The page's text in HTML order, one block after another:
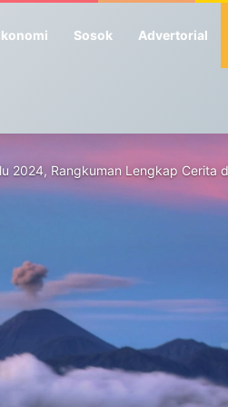
Sosok Advertorial
2024, Rangkuman Lengkap Cerita